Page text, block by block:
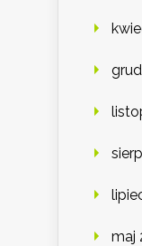
maj